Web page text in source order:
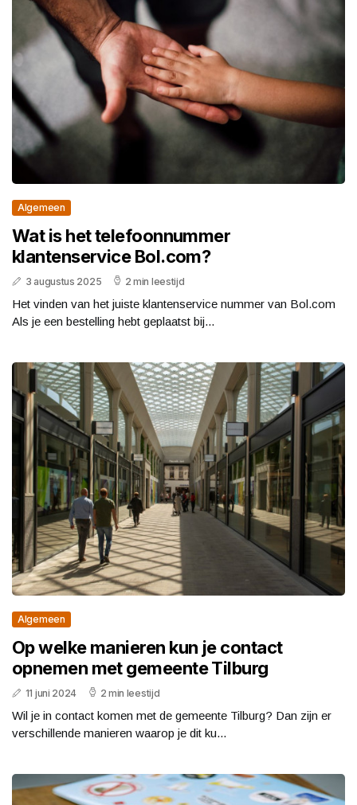
Algemeen
Wat is het telefoonnummer
klantenservice Bol.com?
3 augustus 2025 2 min leestijd
Het vinden van het juiste klantenservice nummer van Bol.com
Als je een bestelling hebt geplaatst bij...
Algemeen
Op welke manieren kun je contact
opnemen met gemeente Tilburg
11 juni 2024 2 min leestijd
Wil je in contact komen met de gemeente Tilburg? Dan zijn er
verschillende manieren waarop je dit ku...